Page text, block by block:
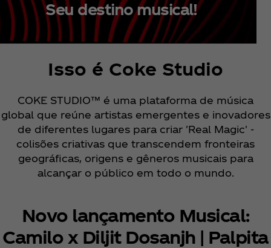
Seu destino musical!
Isso é Coke Studio
COKE STUDIO™ é uma plataforma de música
global que reúne artistas emergentes e inovadores
de diferentes lugares para criar 'Real Magic' -
colisões criativas que transcendem fronteiras
geográficas, origens e gêneros musicais para
alcançar o público em todo o mundo.
Novo lançamento Musical:
Camilo x Diljit Dosanjh | Palpita